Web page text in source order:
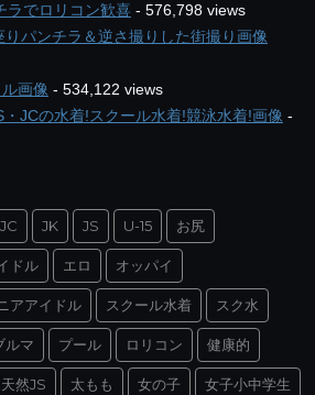
ラでロリコン歓喜 - 576,798 views
パンチラ＆逆さ撮りした街撮り画像
画像 - 534,122 views
JCの水着!スクール水着!競泳水着!画像 -
JC JK JS U-15 お尻
ドル エロ オッパイ
アアイドル スクール水着 スク水
ルマ プール ロリコン 健康的
天然JS 太もも 女の子 女子小中学生